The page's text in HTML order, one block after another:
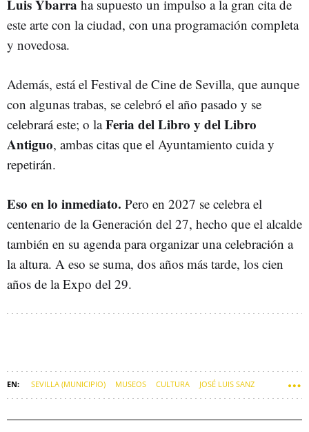
Luis Ybarra ha supuesto un impulso a la gran cita de
este arte con la ciudad, con una programación completa
y novedosa.
Además, está el Festival de Cine de Sevilla, que aunque
con algunas trabas, se celebró el año pasado y se
celebrará este; o laFeria del Libro y del Libro
Antiguo, ambas citas que el Ayuntamiento cuida y
repetirán.
Eso en lo inmediato. Pero en 2027 se celebra el
centenario de la Generación del 27, hecho que el alcalde
también en su agenda para organizar una celebración a
la altura. A eso se suma, dos años más tarde, los cien
años de la Expo del 29.
SEVILLA (MUNICIPIO) MUSEOS CULTURA JOSÉ LUIS SANZ